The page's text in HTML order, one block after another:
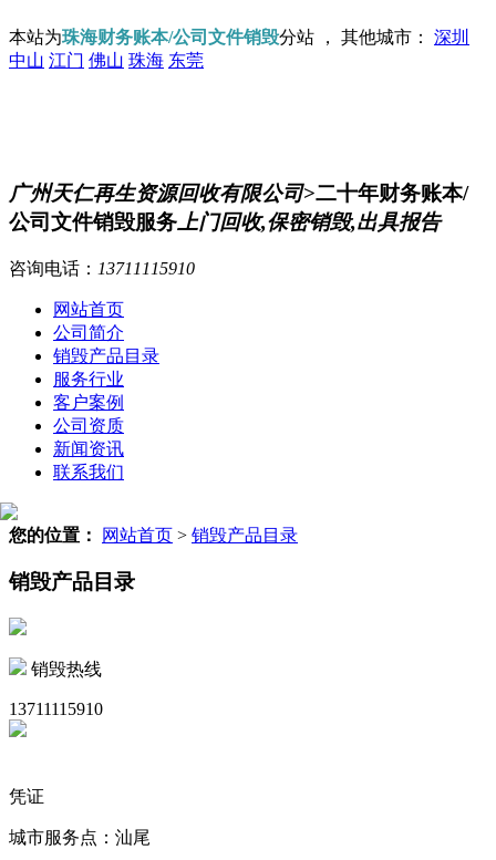
本站为珠海财务账本/公司文件销毁分站 ， 其他城市： 深圳
中山 江门 佛山 珠海 东莞
广州天仁再生资源回收有限公司>二十年财务账本/
公司文件销毁服务 上门回收,保密销毁,出具报告
咨询电话： 13711115910
网站首页
公司简介
销毁产品目录
服务行业
客户案例
公司资质
新闻资讯
联系我们
您的位置： 网站首页 > 销毁产品目录
销毁产品目录
销毁热线
13711115910
凭证
城市服务点：汕尾